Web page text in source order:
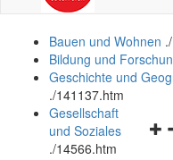
Bauen und Wohnen .
Bildung und
Geschichte und
./141137.htm
Gesellschaft
und Soziales
./14566.htm